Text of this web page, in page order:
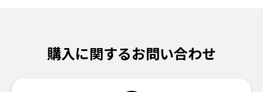
購入に関するお問い合わせ